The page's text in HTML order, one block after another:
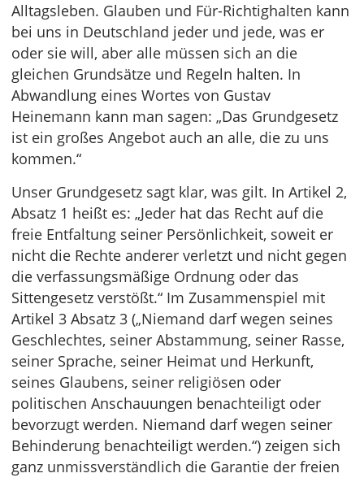
Alltagsleben. Glauben und Für-Richtighalten kann
bei uns in Deutschland jeder und jede, was er
oder sie will, aber alle müssen sich an die
gleichen Grundsätze und Regeln halten. In
Abwandlung eines Wortes von Gustav
Heinemann kann man sagen: „Das Grundgesetz
ist ein großes Angebot auch an alle, die zu uns
kommen.“
Unser Grundgesetz sagt klar, was gilt. In Artikel 2,
Absatz 1 heißt es: „Jeder hat das Recht auf die
freie Entfaltung seiner Persönlichkeit, soweit er
nicht die Rechte anderer verletzt und nicht gegen
die verfassungsmäßige Ordnung oder das
Sittengesetz verstößt.“ Im Zusammenspiel mit
Artikel 3 Absatz 3 („Niemand darf wegen seines
Geschlechtes, seiner Abstammung, seiner Rasse,
seiner Sprache, seiner Heimat und Herkunft,
seines Glaubens, seiner religiösen oder
politischen Anschauungen benachteiligt oder
bevorzugt werden. Niemand darf wegen seiner
Behinderung benachteiligt werden.“) zeigen sich
ganz unmissverständlich die Garantie der freien